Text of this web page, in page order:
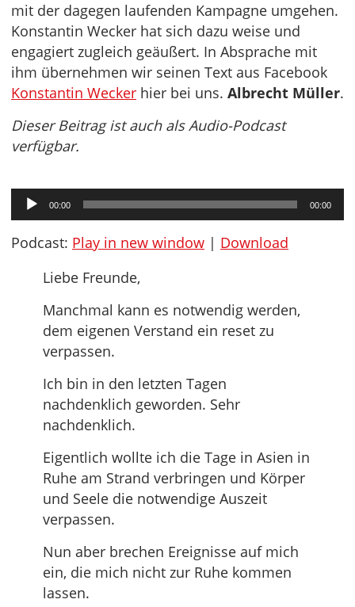
mit der dagegen laufenden Kampagne umgehen.
Konstantin Wecker hat sich dazu weise und
engagiert zugleich geäußert. In Absprache mit
ihm übernehmen wir seinen Text aus Facebook
Konstantin Wecker hier bei uns. Albrecht Müller.
Dieser Beitrag ist auch als Audio-Podcast
verfügbar.
Audio-
Player
00:00 00:00
Podcast: Play in new window | Download
Liebe Freunde,
Manchmal kann es notwendig werden,
dem eigenen Verstand ein reset zu
verpassen.
Ich bin in den letzten Tagen
nachdenklich geworden. Sehr
nachdenklich.
Eigentlich wollte ich die Tage in Asien in
Ruhe am Strand verbringen und Körper
und Seele die notwendige Auszeit
verpassen.
Nun aber brechen Ereignisse auf mich
ein, die mich nicht zur Ruhe kommen
lassen.